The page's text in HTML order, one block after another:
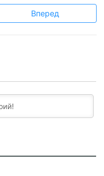
Вперед